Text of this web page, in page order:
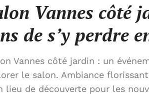
Vannes côté
de s’y perdre
Vannes côté jardin : un
le salon. Ambiance
lieu de découverte pour les